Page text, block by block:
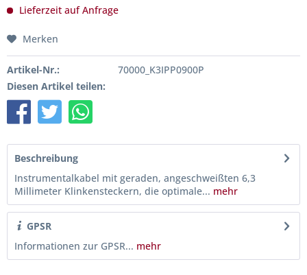
Lieferzeit auf Anfrage
Merken
Artikel-Nr.:
70000_K3IPP0900P
Diesen Artikel teilen:
Beschreibung
Instrumentalkabel mit geraden, angeschweißten 6,3
Millimeter Klinkensteckern, die optimale... mehr
GPSR
Informationen zur GPSR... mehr